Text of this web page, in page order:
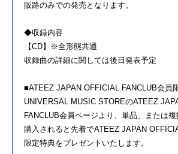
販路のみでの発売となります。
◆収録内容
【CD】※全形態共通
収録曲の詳細に関しては後日発表予定
■ATEEZ JAPAN OFFICIAL FANCLUB会員
UNIVERSAL MUSIC STOREのATEEZ
FANCLUB会員ページより、単品、または
購入されると先着でATEEZ JAPAN
限定特典をプレゼントいたします。